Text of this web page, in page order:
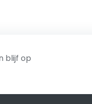
blijf op